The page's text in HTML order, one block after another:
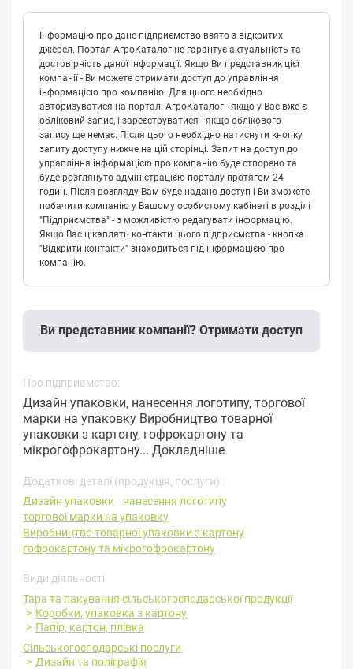
Інформацію про дане підприємство взято з відкритих
джерел. Портал АгроКаталог не гарантує актуальність та
достовірність даної інформації. Якщо Ви представник цієї
компанії - Ви можете отримати доступ до управління
інформацією про компанію. Для цього необхідно
авторизуватися на порталі АгроКаталог - якщо у Вас вже є
обліковий запис, і зареєструватися - якщо облікового
запису ще немає. Після цього необхідно натиснути кнопку
запиту доступу нижче на цій сторінці. Запит на доступ до
управління інформацією про компанію буде створено та
буде розглянуто адміністрацією порталу протягом 24
годин. Після розгляду Вам буде надано доступ і Ви зможете
побачити компанію у Вашому особистому кабінеті в розділі
"Підприємства" - з можливістю редагувати інформацію.
Якщо Вас цікавлять контакти цього підприємства - кнопка
"Відкрити контакти" знаходиться під інформацією про
компанію.
Ви представник компанії? Отримати доступ
Про підприємство:
Дизайн упаковки, нанесення логотипу, торгової
марки на упаковку Виробництво товарної
упаковки з картону, гофрокартону та
мікрогофрокартону... Докладніше
Додаткові деталі (продукція, послуги) :
Дизайн упаковки
нанесення логотипу
торгової марки на упаковку
Виробництво товарної упаковки з картону
гофрокартону та мікрогофрокартону
Види діяльності
Тара та пакування сільськогосподарської продукції
Коробки, упаковка з картону
Папір, картон, плівка
Сільськогосподарські послуги
Дизайн та поліграфія